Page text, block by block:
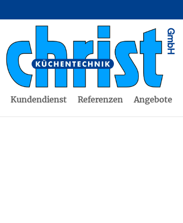
Kundendienst Referenzen Angebote